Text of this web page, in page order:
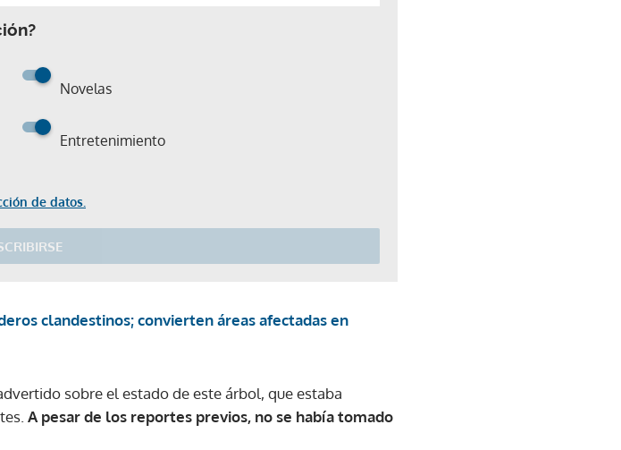
Novelas
Entretenimiento
de datos.
clandestinos; convierten áreas afectadas en
sobre el estado de este árbol, que estaba
A pesar de los reportes previos, no se había tomado